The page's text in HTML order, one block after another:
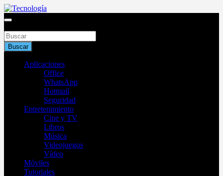
Saltar
al
Tecnología
Buscar
Aplicaciones
Office
WhatsApp
Hotmail
Seguridad
Entretenimiento
Cine y TV
Libros
Música
Videojuegos
Vídeo
Móviles
Tutoriales